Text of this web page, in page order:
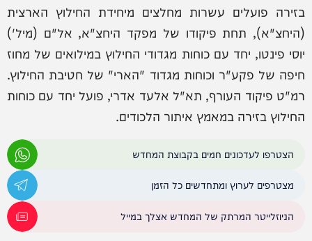
בזירה פועלים עשרות מחלצים מיחידת החילוץ הארצית
(היחצ"א), תחת פיקודו של מפקד היחצ"א, אל"ם (מיל')
יוסי פינטו, יחד עם כוחות מגדודי החילוץ במילואים של מחוז
חיפה של פקע"ר וכוחות מגדוד "הארי" של חטיבת החילוץ.
רמ"ט פיקוד העורף, תא"ל אלעד אדרי, פועל יחד עם כוחות
החילוץ בזירה במאמץ איתור הלכודים.
הצטרפו לעדכונים חמים בקבוצת המחדש
מצטרפים לערוץ ומתחדשים כל הזמן
הניוזלייטר המרתק של המחדש אצלך במייל